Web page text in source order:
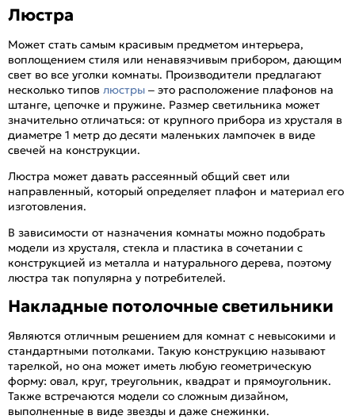
Люстра
Может стать самым красивым предметом интерьера,
воплощением стиля или ненавязчивым прибором, дающим
свет во все уголки комнаты. Производители предлагают
несколько типов люстры – это расположение плафонов на
штанге, цепочке и пружине. Размер светильника может
значительно отличаться: от крупного прибора из хрусталя в
диаметре 1 метр до десяти маленьких лампочек в виде
свечей на конструкции.
Люстра может давать рассеянный общий свет или
направленный, который определяет плафон и материал его
изготовления.
В зависимости от назначения комнаты можно подобрать
модели из хрусталя, стекла и пластика в сочетании с
конструкцией из металла и натурального дерева, поэтому
люстра так популярна у потребителей.
Накладные потолочные светильники
Являются отличным решением для комнат с невысокими и
стандартными потолками. Такую конструкцию называют
тарелкой, но она может иметь любую геометрическую
форму: овал, круг, треугольник, квадрат и прямоугольник.
Также встречаются модели со сложным дизайном,
выполненные в виде звезды и даже снежинки.